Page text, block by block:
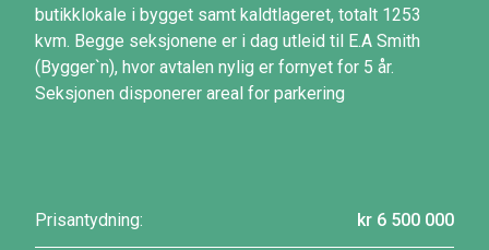
butikklokale i bygget samt kaldtlageret, totalt 1253
kvm. Begge seksjonene er i dag utleid til E.A Smith
(Bygger`n), hvor avtalen nylig er fornyet for 5 år.
Seksjonen disponerer areal for parkering
Prisantydning: kr 6 500 000